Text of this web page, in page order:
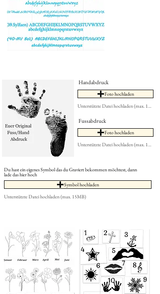
Handabdruck
Foto hochladen
Unterstützte Datei hochladen (max. 15MB)
Fussabdruck
Foto hochladen
Unterstützte Datei hochladen (max. 15MB)
Du hast ein eigenes Symbol das du Graviert bekommen möchtest, dann
lade das hier hoch
Symbol hochladen
Unterstützte Datei hochladen (max. 15MB)